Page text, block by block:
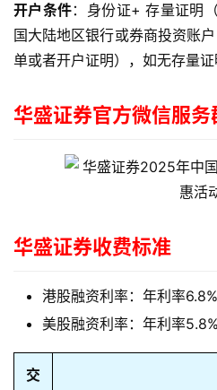
开户条件：身份证+ 存量证明
国大陆地区银行或券商投资账
单或者开户证明），如无存量证
华盛证券官方微信服务
华盛证券收费标准
港股融资利率：年利率6.8%
美股融资利率：年利率5.8%
交